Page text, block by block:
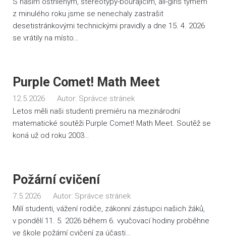
z minulého roku jsme se nenechaly zastrašit
desetistránkovými technickými pravidly a dne 15. 4. 2026
se vrátily na místo…
Purple Comet! Math Meet
12.5.2026 Autor: Správce stránek
Letos měli naši studenti premiéru na mezinárodní
matematické soutěži Purple Comet! Math Meet. Soutěž se
koná už od roku 2003…
Požární cvičení
7.5.2026 Autor: Správce stránek
Milí studenti, vážení rodiče, zákonní zástupci našich žáků,
v pondělí 11. 5. 2026 během 6. vyučovací hodiny proběhne
ve škole požární cvičení za účasti…